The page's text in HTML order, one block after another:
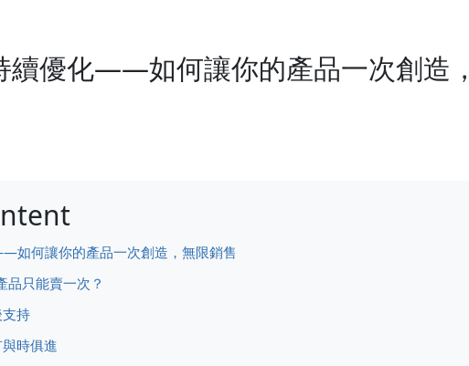
續優化——如何讓你的產品一次創造
如何讓你的產品一次創造，無限銷售
品只能賣一次？
持
時俱進